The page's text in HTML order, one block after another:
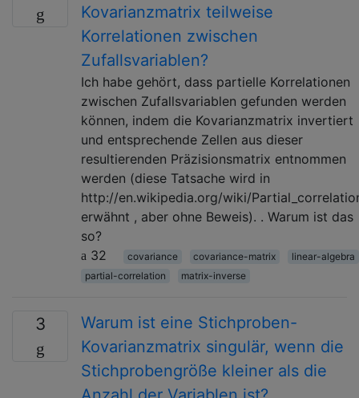
Kovarianzmatrix teilweise
Korrelationen zwischen
Zufallsvariablen?
Ich habe gehört, dass partielle Korrelationen
zwischen Zufallsvariablen gefunden werden
können, indem die Kovarianzmatrix invertiert
und entsprechende Zellen aus dieser
resultierenden Präzisionsmatrix entnommen
werden (diese Tatsache wird in
http://en.wikipedia.org/wiki/
erwähnt , aber ohne Beweis). . Warum ist das
so?
32
covariance covariance-matrix
linear-algebra
partial-correlation
matrix-inverse
3
Warum ist eine Stichproben-
Kovarianzmatrix singulär, wenn die
Stichprobengröße kleiner als die